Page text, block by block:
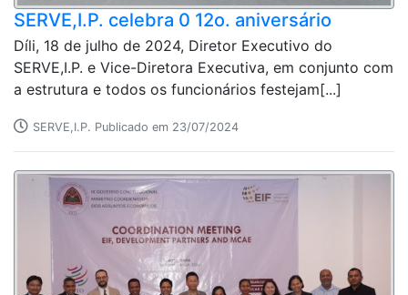
SERVE,I.P. celebra 0 12o. aniversário
Díli, 18 de julho de 2024, Diretor Executivo do
SERVE,I.P. e Vice-Diretora Executiva, em conjunto com
a estrutura e todos os funcionários festejam[...]
SERVE,I.P. Publicado em 23/07/2024